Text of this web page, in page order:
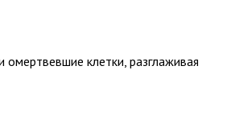
омертвевшие клетки, разглаживая